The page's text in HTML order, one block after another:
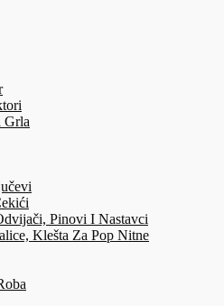
Grla
Pinovi I Nastavci
Klešta Za Pop Nitne